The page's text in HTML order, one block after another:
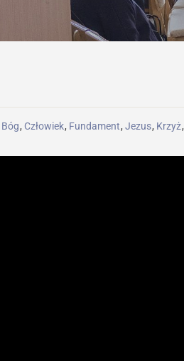
Bóg, Człowiek, Fundament, Jezus, Krzyż,